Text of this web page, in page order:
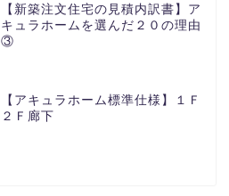
【新築注文住宅の見積内訳書】ア
キュラホームを選んだ２０の理由
③
【アキュラホーム標準仕様】１Ｆ
２Ｆ廊下